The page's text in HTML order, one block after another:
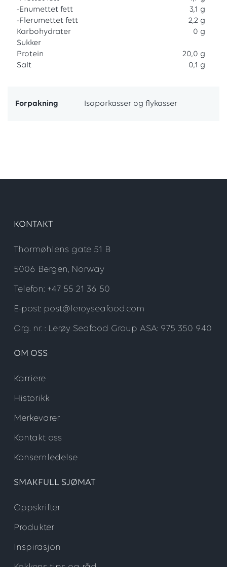
-Enumettet fett
3,1 g
-Flerumettet fett
2,2 g
Karbohydrater
0 g
Sukker
Protein
20,0 g
Salt
0,1 g
Forpakning Isoporkasser og flykasser
KONTAKT
Thormøhlens gate 51 B
5006 Bergen, Norway
Telefon: +47 55 21 36 50
E-post: post@leroyseafood.com
Org. nr. : Lerøy Seafood Group ASA: 975 350 940
OM OSS
Karriere
Historikk
Merkevarer
Kontakt oss
Konsernledelse
SMAKFULL SJØMAT
Oppskrifter
Produkter
Inspirasjon